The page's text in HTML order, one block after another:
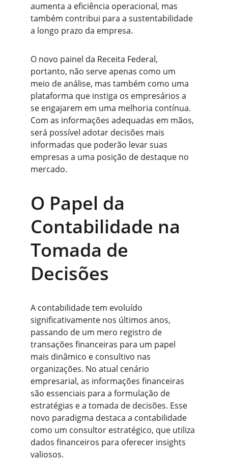
aumenta a eficiência operacional, mas
também contribui para a sustentabilidade
a longo prazo da empresa.
O novo painel da Receita Federal,
portanto, não serve apenas como um
meio de análise, mas também como uma
plataforma que instiga os empresários a
se engajarem em uma melhoria contínua.
Com as informações adequadas em mãos,
será possível adotar decisões mais
informadas que poderão levar suas
empresas a uma posição de destaque no
mercado.
O Papel da
Contabilidade na
Tomada de
Decisões
A contabilidade tem evoluído
significativamente nos últimos anos,
passando de um mero registro de
transações financeiras para um papel
mais dinâmico e consultivo nas
organizações. No atual cenário
empresarial, as informações financeiras
são essenciais para a formulação de
estratégias e a tomada de decisões. Esse
novo paradigma destaca a contabilidade
como um consultor estratégico, que utiliza
dados financeiros para oferecer insights
valiosos.